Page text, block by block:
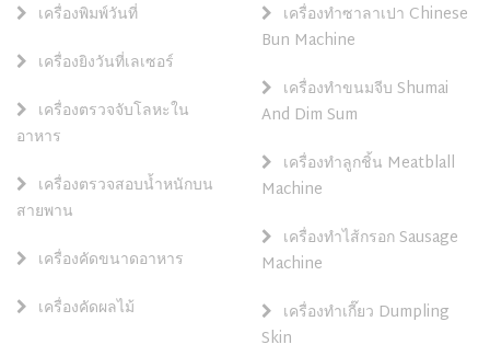
เครื่องพิมพ์วันที่
เครื่องยิงวันที่เลเซอร์
เครื่องตรวจจับโลหะใน
อาหาร
เครื่องตรวจสอบน้ำหนักบน
สายพาน
เครื่องคัดขนาดอาหาร
เครื่องคัดผลไม้
เครื่องทำซาลาเปา Chinese
Bun Machine
เครื่องทำขนมจีบ Shumai
And Dim Sum
เครื่องทำลูกชิ้น Meatblall
Machine
เครื่องทำไส้กรอก Sausage
Machine
เครื่องทำเกี๊ยว Dumpling
Skin